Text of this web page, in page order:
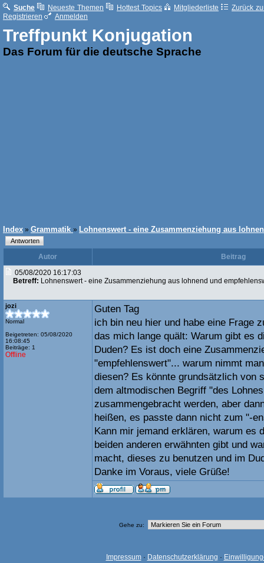
Suche Neueste Themen Hottest Topics Mitgliederliste
Zurück
Registrieren
Anmelden
Treffpunkt Konjugation
Das Forum für die deutsche Sprache
Index » Grammatik » Lohnenswert - eine Zusammenziehung aus
Autor
Beitrag
05/08/2020 16:17:03
Betreff: Lohnenswert - eine Zusammenziehung aus lohnend und
jozi
Normal
Beigetreten: 05/08/2020
16:08:45
Beiträge: 1
Offline
Guten Tag
ich bin neu hier und habe eine Frage
das mich lange quält: Warum gibt es
Duden? Es ist doch eine
"empfehlenswert"... warum nimmt
diesen? Es könnte grundsätzlich von
dem altmodischen Begriff "des
zusammengebracht werden, aber
heißen, es passte dann nicht zum "-
Kann mir jemand erklären, warum es
beiden anderen erwähnten gibt und
macht, dieses zu benutzen und im
Danke im Voraus, viele Grüße!
Gehe zu:
Impressum· Datenschutzerklärung ·